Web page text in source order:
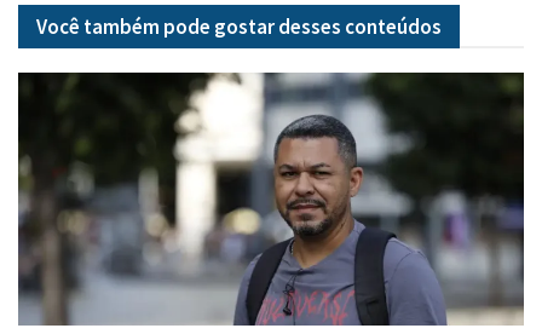
Você também pode gostar desses conteúdos